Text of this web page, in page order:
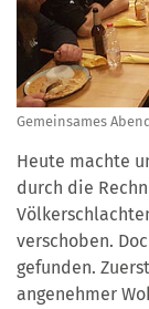
Gemeinsames
Heute machte
durch die
verschoben.
gefunden.
angenehmer